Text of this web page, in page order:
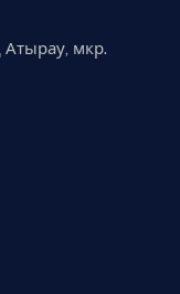
Атырау, мкр.